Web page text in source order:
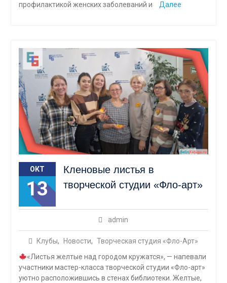
профилактикой женских заболеваний и
Далее
ОКТ
13
Кленовые листья в
творческой студии «Фло-арт»
admin
Клубы, Новости, Творческая студия «Фло-Арт»
«Листья желтые над городом кружатся», — напевали
участники мастер-класса творческой студии «Фло-арт»
уютно расположившись в стенах библиотеки. Желтые,